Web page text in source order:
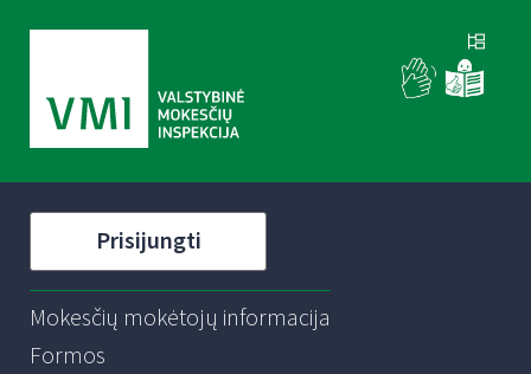
Prisijungti
Mokesčių mokėtojų informacija
Formos